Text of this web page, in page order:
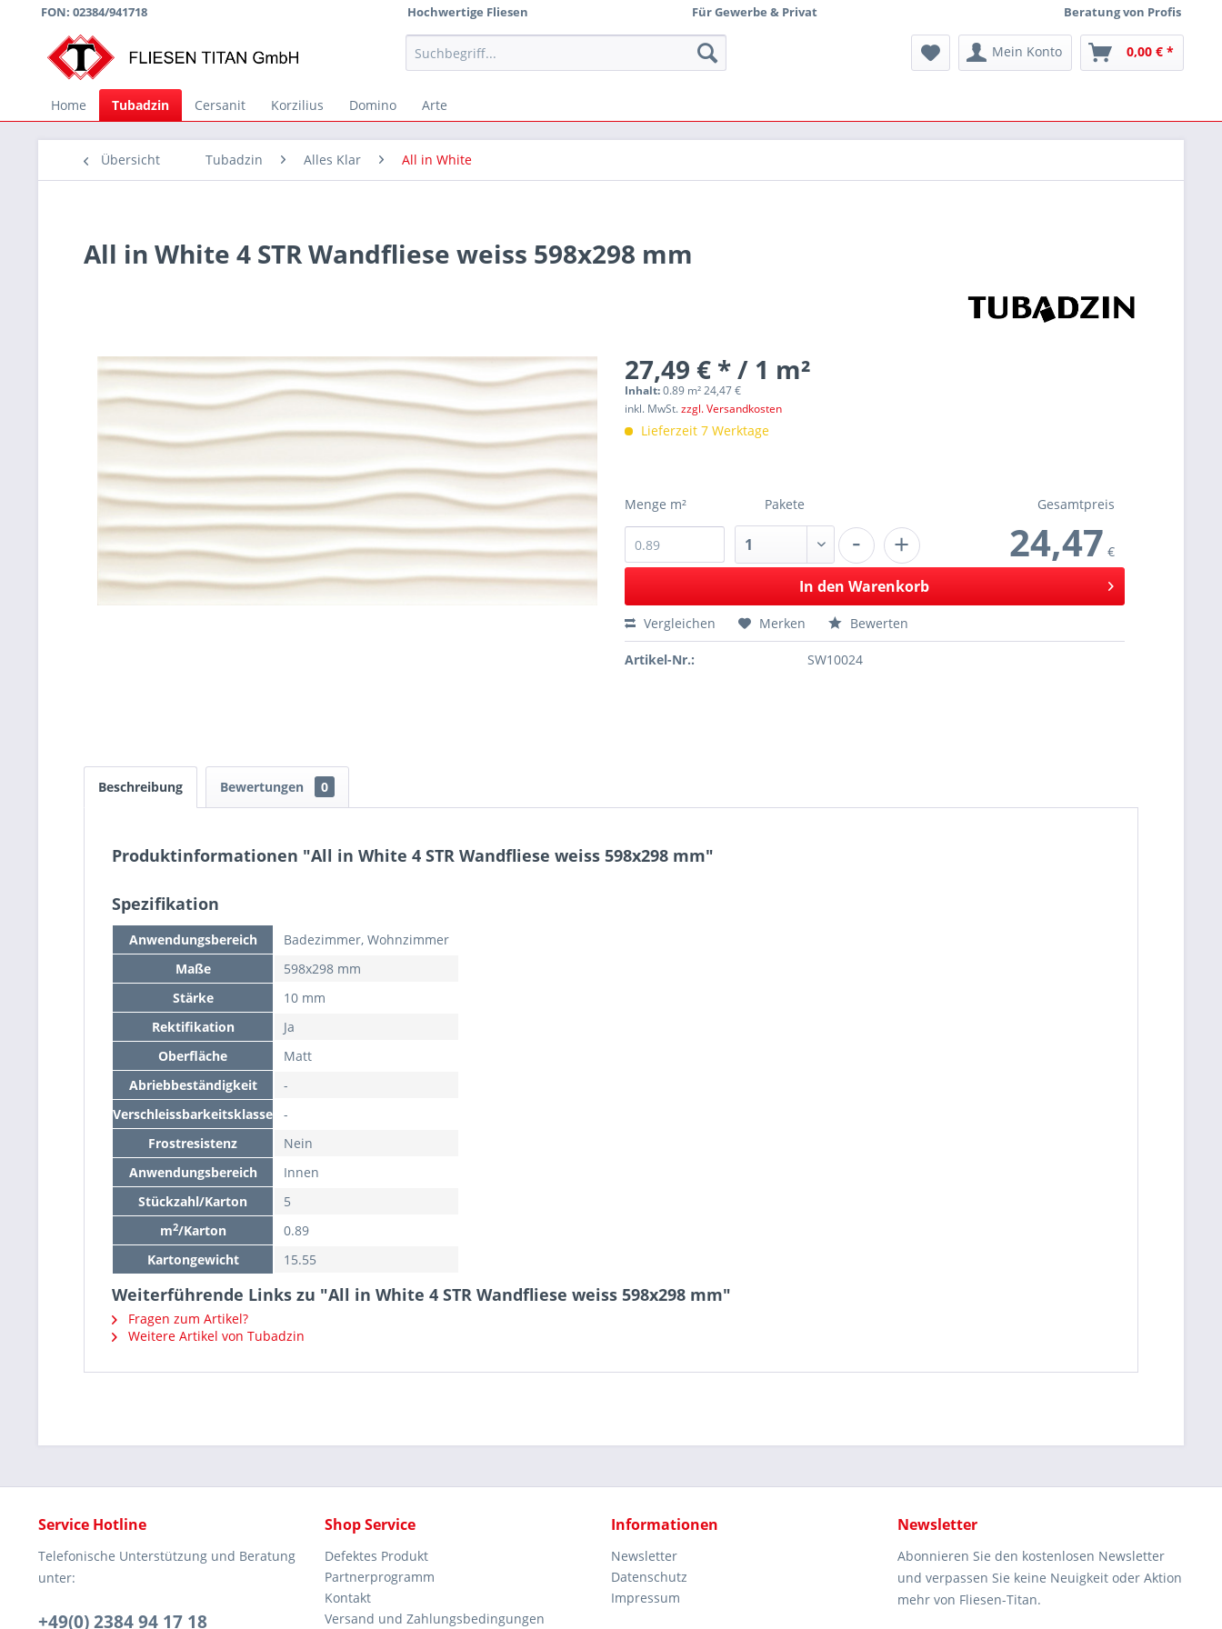
FON: 02384/941718 Hochwertige Fliesen Für Gewerbe & Privat Beratung von Profis
Mein Konto 0,00 € *
Home Tubadzin Cersanit Korzilius Domino Arte
Übersicht Tubadzin Alles Klar All in White
All in White 4 STR Wandfliese weiss 598x298 mm
27,49 € * / 1 m²
Inhalt:0.89 m² 24,47 €
inkl. MwSt.zzgl. Versandkosten
Lieferzeit 7 Werktage
Menge m² Pakete
+
-
Gesamtpreis
24,47 €
In den Warenkorb
Vergleichen Merken Bewerten
Artikel-Nr.: SW10024
Beschreibung Bewertungen 0
Produktinformationen "All in White 4 STR Wandfliese weiss 598x298 mm"
Spezifikation
Anwendungsbereich
Badezimmer, Wohnzimmer
Maße
598x298 mm
Stärke
10 mm
Rektifikation
Ja
Oberfläche
Matt
Abriebbeständigkeit
-
Verschleissbarkeitsklasse
-
Frostresistenz
Nein
Anwendungsbereich
Innen
Stückzahl/Karton
5
m2/Karton
0.89
Kartongewicht
15.55
Weiterführende Links zu "All in White 4 STR Wandfliese weiss 598x298 mm"
Fragen zum Artikel?
Weitere Artikel von Tubadzin
Service Hotline
Telefonische Unterstützung und Beratung
unter:
+49(0) 2384 94 17 18
Shop Service
Defektes Produkt
Partnerprogramm
Kontakt
Versand und Zahlungsbedingungen
Informationen
Newsletter
Datenschutz
Impressum
Newsletter
Abonnieren Sie den kostenlosen Newsletter
und verpassen Sie keine Neuigkeit oder Aktion
mehr von Fliesen-Titan.